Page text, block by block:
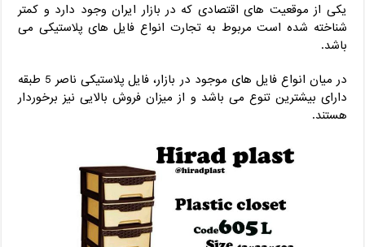
یکی از موقعیت های اقتصادی که در بازار ایران وجود دارد و کمتر
شناخته شده است مربوط به تجارت انواع فایل های پلاستیکی می
باشد.
در میان انواع فایل های موجود در بازار، فایل پلاستیکی ناصر 5 طبقه
دارای بیشترین تنوع می باشد و از میزان فروش بالایی نیز برخوردار
هستند.